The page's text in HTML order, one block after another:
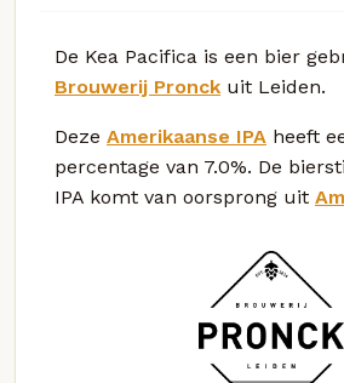
De Kea Pacifica is een bier
Brouwerij Pronck uit Leiden.
Deze Amerikaanse IPA heeft
percentage van 7.0%. De
IPA komt van oorsprong uit